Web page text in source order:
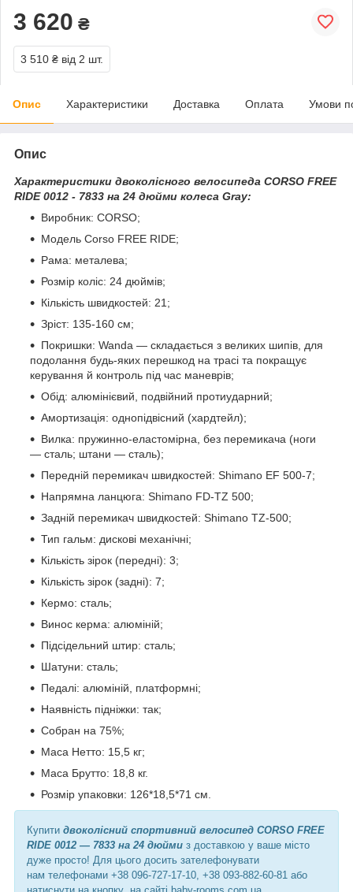
3 620 ₴
3 510 ₴ від 2 шт.
Опис Характеристики Доставка Оплата Умови
Опис
Характеристики двоколісного велосипеда CORSO FREE
RIDE 0012 - 7833 на 24 дюйми колеса Gray:
Виробник: CORSO;
Модель Corso FREE RIDE;
Рама: металева;
Розмір коліс: 24 дюймів;
Кількість швидкостей: 21;
Зріст: 135-160 см;
Покришки: Wanda — складається з великих шипів, для
подолання будь-яких перешкод на трасі та покращує
керування й контроль під час маневрів;
Обід: алюмінієвий, подвійний протиударний;
Амортизація: однопідвісний (хардтейл);
Вилка: пружинно-еластомірна, без перемикача (ноги
— сталь; штани — сталь);
Передній перемикач швидкостей: Shimano EF 500-7;
Напрямна ланцюга: Shimano FD-TZ 500;
Задній перемикач швидкостей: Shimano TZ-500;
Тип гальм: дискові механічні;
Кількість зірок (передні): 3;
Кількість зірок (задні): 7;
Кермо: сталь;
Винос керма: алюміній;
Підсідельний штир: сталь;
Шатуни: сталь;
Педалі: алюміній, платформні;
Наявність підніжки: так;
Собран на 75%;
Маса Нетто: 15,5 кг;
Маса Брутто: 18,8 кг.
Розмір упаковки: 126*18,5*71 см.
Купити двоколісний спортивний велосипед CORSO FREE
RIDE 0012 — 7833 на 24 дюйми з доставкою у ваше місто
дуже просто! Для цього досить зателефонувати
нам телефонами +38 096-727-17-10, +38 093-882-60-81 або